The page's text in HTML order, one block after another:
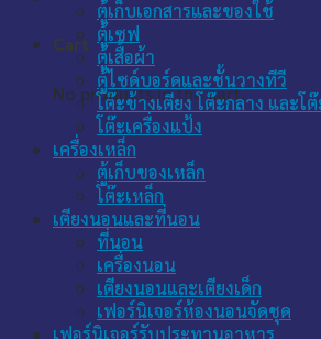
Cart
No products in the cart.
ตู้เก็บเอกสารและของใช้
ตู้เซฟ
ตู้เสื้อผ้า
ตู้ไซด์บอร์ดและชั้นวางทีวี
โต๊ะข้างเตียง โต๊ะกลาง และโ
โต๊ะเครื่องแป้ง
เครื่องเหล็ก
ตู้เก็บของเหล็ก
โต๊ะเหล็ก
เตียงนอนและที่นอน
ที่นอน
เครื่องนอน
เตียงนอนและเตียงเด็ก
เฟอร์นิเจอร์ห้องนอนจัดชุด
เฟอร์นิเจอร์รับประทานอาหาร